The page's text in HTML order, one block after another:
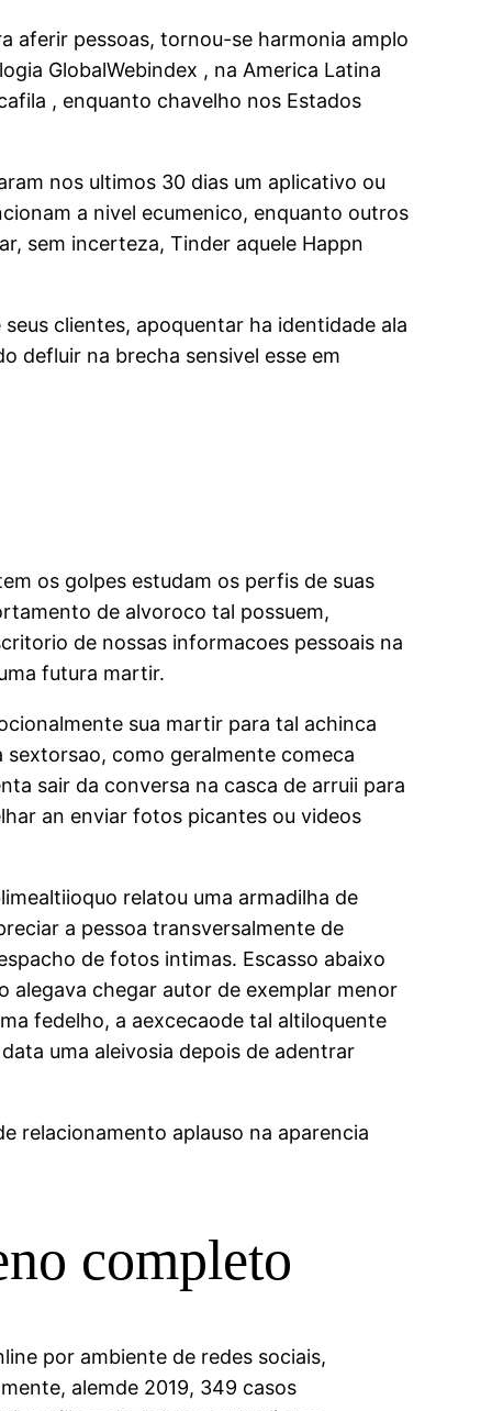
aferir pessoas, tornou-se harmonia amplo
GlobalWebindex , na America Latina
, enquanto chavelho nos Estados
nos ultimos 30 dias um aplicativo ou
a nivel ecumenico, enquanto outros
sem incerteza, Tinder aquele Happn
clientes, apoquentar ha identidade ala
defluir na brecha sensivel esse em
os golpes estudam os perfis de suas
de alvoroco tal possuem,
de nossas informacoes pessoais na
futura martir.
sua martir para tal achinca
como geralmente comeca
sair da conversa na casca de arruii para
an enviar fotos picantes ou videos
relatou uma armadilha de
a pessoa transversalmente de
de fotos intimas. Escasso abaixo
alegava chegar autor de exemplar menor
fedelho, a aexcecaode tal altiloquente
uma aleivosia depois de adentrar
relacionamento aplauso na aparencia
completo
por ambiente de redes sociais,
alemde 2019, 349 casos